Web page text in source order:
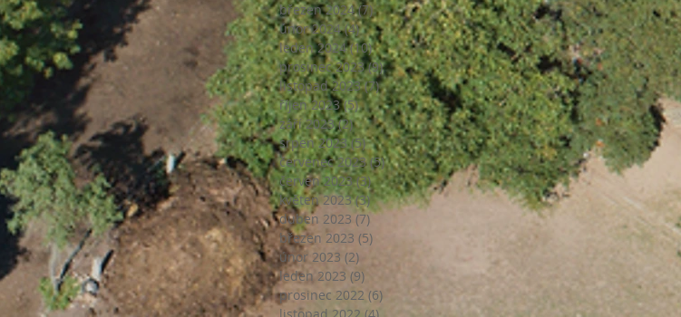
březen 2024 (7)7 příspěvků
únor 2024 (4)4 příspěvky
leden 2024 (10)10 příspěvků
prosinec 2023 (9)9 příspěvků
listopad 2023 (7)7 příspěvků
říjen 2023 (5)5 příspěvků
září 2023 (2)2 příspěvky
srpen 2023 (5)5 příspěvků
červenec 2023 (5)5 příspěvků
červen 2023 (3)3 příspěvky
květen 2023 (3)3 příspěvky
duben 2023 (7) 7 příspěvků
březen 2023 (5)
únor 2023 (2)
leden 2023 (9) 9 příspěvků
prosinec 2022 (6)